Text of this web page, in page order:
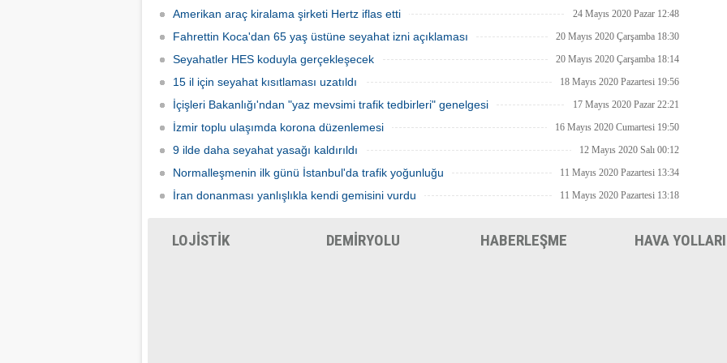
iş başında olacak.
Amerikan araç kiralama şirketi Hertz iflas etti 24 Mayıs 2020 Pazar 12:48
Fahrettin Koca'dan 65 yaş üstüne seyahat izni açıklaması 20 Mayıs 2020 Çarşamba 18:30
Seyahatler HES koduyla gerçekleşecek 20 Mayıs 2020 Çarşamba 18:14
15 il için seyahat kısıtlaması uzatıldı 18 Mayıs 2020 Pazartesi 19:56
İçişleri Bakanlığı'ndan "yaz mevsimi trafik tedbirleri" genelgesi 17 Mayıs 2020 Pazar 22:21
İzmir toplu ulaşımda korona düzenlemesi 16 Mayıs 2020 Cumartesi 19:50
9 ilde daha seyahat yasağı kaldırıldı 12 Mayıs 2020 Salı 00:12
Normalleşmenin ilk günü İstanbul'da trafik yoğunluğu 11 Mayıs 2020 Pazartesi 13:34
İran donanması yanlışlıkla kendi gemisini vurdu 11 Mayıs 2020 Pazartesi 13:18
LOJİSTİK DEMİRYOLU HABERLEŞME HAVA YOLLARI